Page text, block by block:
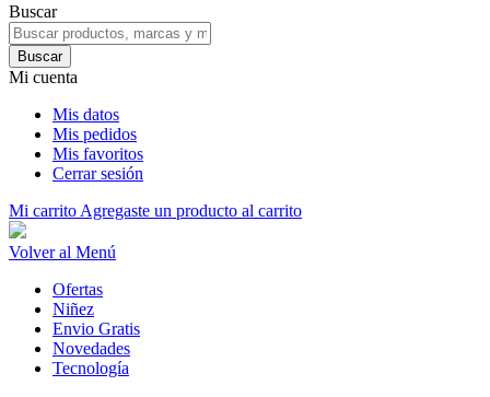
Buscar
Buscar
Mi cuenta
Mis datos
Mis pedidos
Mis favoritos
Cerrar sesión
Mi carrito Agregaste un producto al carrito
Volver al Menú
Ofertas
Niñez
Envio Gratis
Novedades
Tecnología